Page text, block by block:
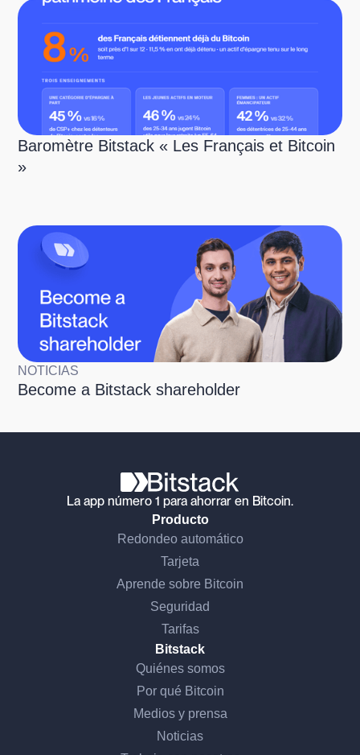
Baromètre Bitstack « Les Français et Bitcoin
»
NOTICIAS
Become a Bitstack shareholder
La app número 1 para ahorrar en Bitcoin.
Producto
Redondeo automático
Tarjeta
Aprende sobre Bitcoin
Seguridad
Tarifas
Bitstack
Quiénes somos
Por qué Bitcoin
Medios y prensa
Noticias